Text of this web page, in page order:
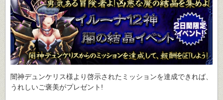
闇神デュンケリス様より啓示されたミッションを達成できれば、
うれしいご褒美がプレゼント!